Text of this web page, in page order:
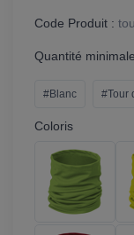
Code Produit :
Quantité
#Blanc #Tour
Coloris